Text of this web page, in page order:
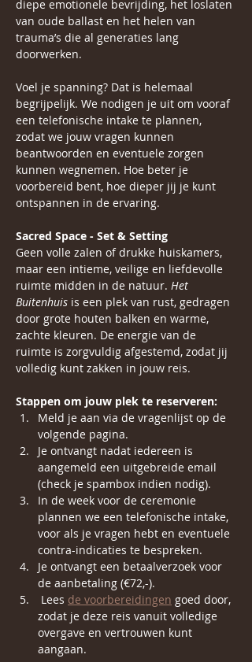
diepe emotionele bevrijding, het loslaten
van oude ballast en het helen van
trauma’s die al generaties lang
doorwerken.
Voel je spanning? Dat is helemaal
begrijpelijk. We nodigen je uit om vooraf
een telefonische intake te plannen,
zodat we jouw vragen kunnen
beantwoorden en eventuele zorgen
kunnen wegnemen. Hoe beter je
voorbereid bent, hoe dieper jij je kunt
ontspannen in de ervaring.
Sacred Space - Set & Setting
Geen volle zalen of drukke huiskamers,
maar een intieme, veilige en liefdevolle
ruimte midden in de natuur. Het
Buitenhuis is een plek van rust, gedragen
door grote houten balken en warme,
zachte kleuren. De energie van de
ruimte is zorgvuldig afgestemd, zodat jij
volledig kunt zakken in jouw reis.
Stappen om jouw plek te reserveren:
Meld je aan via de vragenlijst op de
volgende pagina.
Je ontvangt nadat iedereen is
aangemeld een uitgebreide email
(check je spambox indien nodig).
In de week voor de ceremonie
plannen we een telefonische intake,
voor als je vragen hebt en eventuele
contra-indicaties te bespreken.
Je ontvangt een betaalverzoek voor
de aanbetaling (€72,-).
Lees de voorbereidingen goed door,
zodat je deze reis vanuit volledige
overgave en vertrouwen kunt
aangaan.